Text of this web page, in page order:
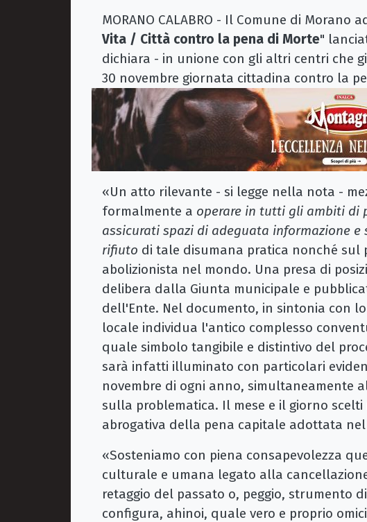
MORANO CALABRO - Il Comune di Morano
Vita / Città contro la pena di Morte"
dichiara - in unione con gli altri centri che
30 novembre giornata cittadina contro la
«Un atto rilevante - si legge nella nota -
formalmente a operare in tutti gli ambiti di
assicurati spazi di adeguata informazione e
rifiuto di tale disumana pratica nonché sul
abolizionista nel mondo. Una presa di
delibera dalla Giunta municipale e
dell'Ente. Nel documento, in sintonia con
locale individua l'antico complesso
quale simbolo tangibile e distintivo del
sarà infatti illuminato con particolari
novembre di ogni anno, simultaneamente
sulla problematica. Il mese e il giorno
abrogativa della pena capitale adottata nel
«Sosteniamo con piena consapevolezza
culturale e umana legato alla
retaggio del passato o, peggio, strumento
configura, ahinoi, quale vero e proprio